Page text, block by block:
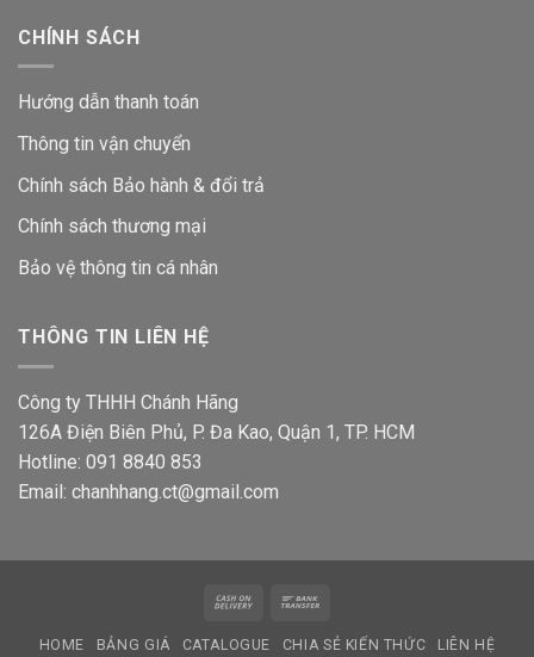
CHÍNH SÁCH
Hướng dẫn thanh toán
Thông tin vận chuyển
Chính sách Bảo hành & đổi trả
Chính sách thương mại
Bảo vệ thông tin cá nhân
THÔNG TIN LIÊN HỆ
Công ty THHH Chánh Hãng
126A Điện Biên Phủ, P. Đa Kao, Quận 1, TP. HCM
Hotline: 091 8840 853
Email: chanhhang.ct@gmail.com
Cash
HOME BẢNG GIÁ CATALOGUE CHIA SẺ KIẾN THỨC LIÊN HỆ